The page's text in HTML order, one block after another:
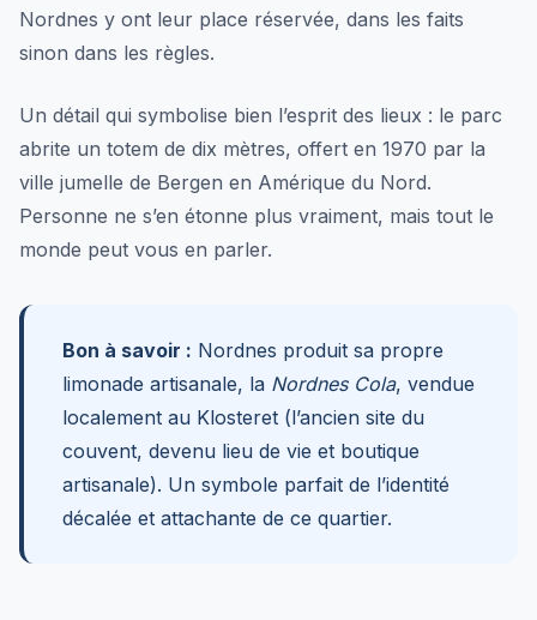
Nordnes y ont leur place réservée, dans les faits
sinon dans les règles.
Un détail qui symbolise bien l’esprit des lieux : le parc
abrite un totem de dix mètres, offert en 1970 par la
ville jumelle de Bergen en Amérique du Nord.
Personne ne s’en étonne plus vraiment, mais tout le
monde peut vous en parler.
Bon à savoir : Nordnes produit sa propre
limonade artisanale, la Nordnes Cola, vendue
localement au Klosteret (l’ancien site du
couvent, devenu lieu de vie et boutique
artisanale). Un symbole parfait de l’identité
décalée et attachante de ce quartier.